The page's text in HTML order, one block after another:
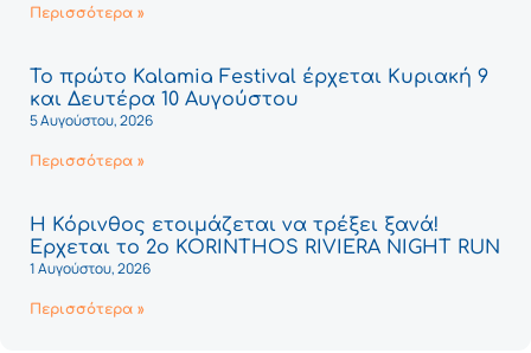
Περισσότερα »
Το πρώτο Kalamia Festival έρχεται Κυριακή 9
και Δευτέρα 10 Αυγούστου
5 Αυγούστου, 2026
Περισσότερα »
Η Κόρινθος ετοιμάζεται να τρέξει ξανά!
Έρχεται το 2ο KORINTHOS RIVIERA NIGHT RUN
1 Αυγούστου, 2026
Περισσότερα »